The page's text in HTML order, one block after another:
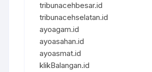
tribunacehbesar.id
tribunacehselatan.id
ayoagam.id
ayoasahan.id
ayoasmat.id
klikBalangan.id